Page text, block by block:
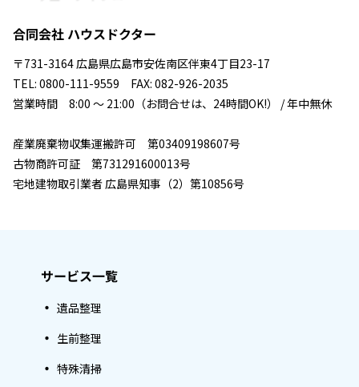
合同会社 ハウスドクター
〒731-3164 広島県広島市安佐南区伴東4丁目23-17
TEL: 0800-111-9559 FAX: 082-926-2035
営業時間 8:00 ～ 21:00（お問合せは、24時間OK!） / 年中無休
産業廃棄物収集運搬許可 第03409198607号
古物商許可証 第731291600013号
宅地建物取引業者 広島県知事（2）第10856号
サービス一覧
遺品整理
生前整理
特殊清掃